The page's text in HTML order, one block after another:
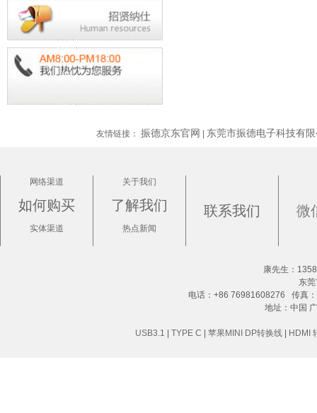
友情链接： 振德京东官网 | 东莞市振德电子科技有
网络渠道
如何购买
实体渠道
关于我们
了解我们
热点新闻
联系我们 微
康先生：
东
电话：+86 76981608276 传真
地址：中国
USB3.1 | TYPE C | 苹果MINI DP转换线 | HDMI